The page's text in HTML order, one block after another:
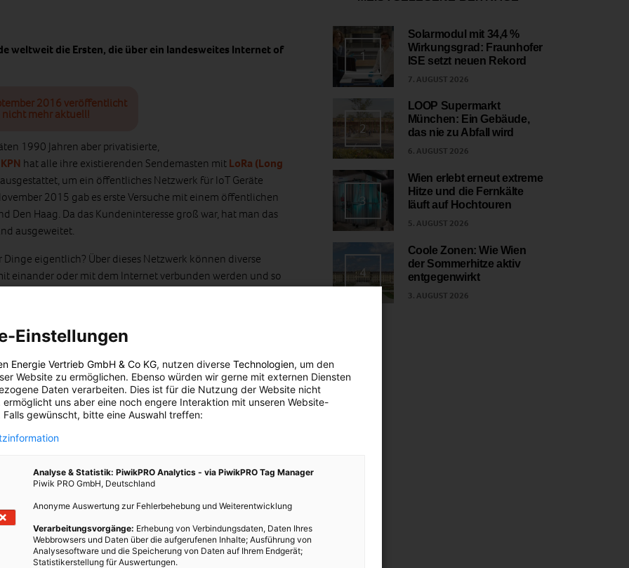
weltweit die Ersten, die über ein landesweites Internet of
2016 veröffentlicht
mehr aktuell!
1990 Jahren aber privatisierte,
KPN hat alle ihre existierenden Sendemasten mitLoRa (Long
um ein öffentliches Netzwerk für IoT Geräte
2015 gab es erste Versuche mit einem öffentlichen
Den Haag. Da das Kundeninteresse groß war, hat man das
ausgeweitet.
eigentlich? Über dieses Netzwerk können diverse
einander oder mit dem Internet verbunden werden und so
Das kann natürlich viele
Transparenz und
entschieden, ein landesweites Netzwerk aufzubauen, da, so
nach dieser Technologie im letzten Jahr stark
Netzes erfolgte dann auch relativ rasch, weniger als ein Jahr
anzuschließen. Verträge für 1,5 Millionen Geräte, die das
unterzeichnet. Auch der AmsterdamerFlughafen Schiphol,
der Welt, nutzt das IoT, um die Gepäckabfertigung zu
in Utrecht wurden diverse Weichen nun via smart connection
wird es wohl noch einige Zeit dauern, bis man wirklich sagen
Nachteile eines solchen Netzwerk in der Realität sind. Wir
Erfahrungsberichte und Analysen aus den Niederlanden.
1
Solarmodul mit 34,4 %
Wirkungsgrad: Fraunhofer
ISE setzt neuen Rekord
7. AUGUST 2026
2
LOOP Supermarkt
München: Ein Gebäude,
das nie zu Abfall wird
6. AUGUST 2026
3
Wien erlebt erneut extreme
Hitze und die Fernkälte
läuft auf Hochtouren
5. AUGUST 2026
4
Coole Zonen: Wie Wien
der Sommerhitze aktiv
entgegenwirkt
3. AUGUST 2026
Einstellungen
Energie Vertrieb GmbH & Co KG, nutzen diverse Technologien, um den
Website zu ermöglichen. Ebenso würden wir gerne mit externen Diensten
Daten verarbeiten. Dies ist für die Nutzung der Website nicht
ermöglicht uns aber eine noch engere Interaktion mit unseren Website-
Falls gewünscht, bitte eine Auswahl treffen:
Analyse & Statistik: PiwikPRO Analytics - via PiwikPRO Tag Manager
Piwik PRO GmbH, Deutschland
Anonyme Auswertung zur Fehlerbehebung und Weiterentwicklung
Verarbeitungsvorgänge: Erhebung von Verbindungsdaten, Daten Ihres
Webbrowsers und Daten über die aufgerufenen Inhalte; Ausführung von
Analysesoftware und die Speicherung von Daten auf Ihrem Endgerät;
Statistikerstellung für Auswertungen.